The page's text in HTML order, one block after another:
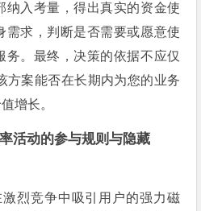
纳入考量，得出真实的资金使
需求，判断是否需要或愿意使
务。最终，决策的依据不应仅
方案能否在长期内为您的业务
增长。
活动的参与规则与隐藏
烈竞争中吸引用户的强力磁